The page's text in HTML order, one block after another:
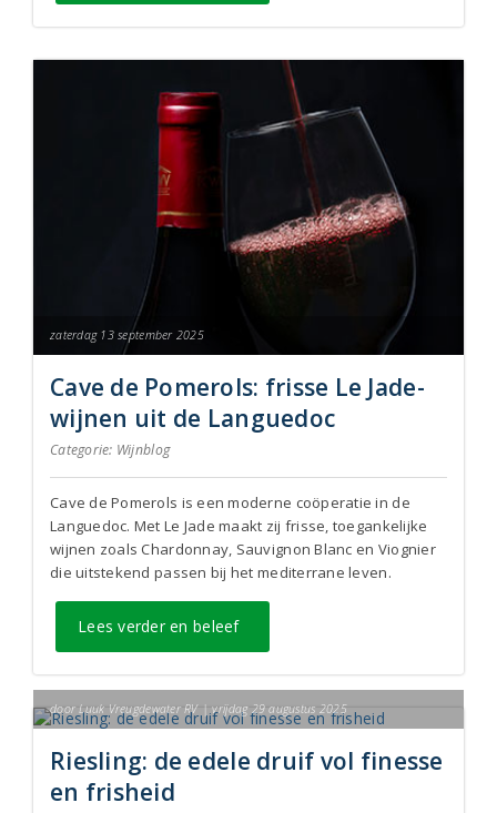
zaterdag 13 september 2025
Cave de Pomerols: frisse Le Jade-
wijnen uit de Languedoc
Categorie: Wijnblog
Cave de Pomerols is een moderne coöperatie in de
Languedoc. Met Le Jade maakt zij frisse, toegankelijke
wijnen zoals Chardonnay, Sauvignon Blanc en Viognier
die uitstekend passen bij het mediterrane leven.
Lees verder en beleef
door Luuk Vreugdewater RV | vrijdag 29 augustus 2025
Riesling: de edele druif vol finesse
en frisheid